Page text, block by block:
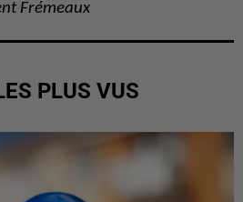
Frémeaux
PLUS VUS